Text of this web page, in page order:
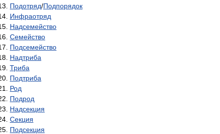
Подотряд/Подпорядок
Инфраотряд
Надсемейство
Семейство
Подсемейство
Надтриба
Триба
Подтриба
Род
Подрод
Надсекция
Секция
Подсекция